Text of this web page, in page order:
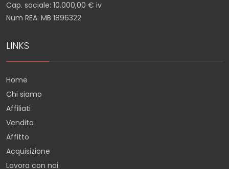
Cap. sociale: 10.000,00 € iv
Num REA: MB 1896322
LINKS
Home
Chi siamo
Affiliati
Vendita
Affitto
Acquisizione
Lavora con noi